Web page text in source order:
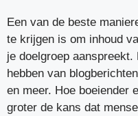
Een van de beste
te krijgen is om inhoud
je doelgroep
hebben van
en meer. Hoe boeiender
groter de kans dat